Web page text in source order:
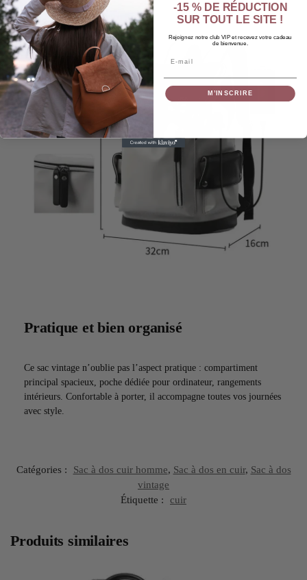
Pratique et bien organisé
Ce sac vintage n’oublie pas l’aspect pratique : compartiment
principal spacieux, poche dédiée pour ordinateur, rangements
intérieurs. Confortable à porter, il accompagne toutes vos journées
avec style.
Catégories : Sac à dos cuir homme, Sac à dos en cuir, Sac à dos
vintage
Étiquette :
cuir
Produits similaires
-15 % DE RÉDUCTION
SUR TOUT LE SITE !
Rejoignez notre club VIP et recevez votre cadeau
de bienvenue.
M’INSCRIRE